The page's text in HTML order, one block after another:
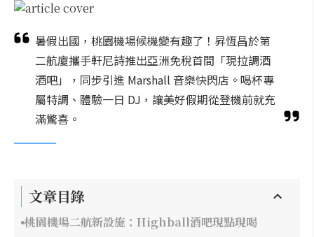
暑假出國，桃園機場候機變有趣了！昇恆昌於第
二航廈攜手軒尼詩推出亞洲免稅首間「現拉調酒
酒吧」，同步引進 Marshall 音樂快閃店。喝杯專
屬特調、體驗一日 DJ，讓美好假期從登機前就充
滿驚喜。
文章目錄
桃園機場二航新設施：Highball酒吧現點現喝